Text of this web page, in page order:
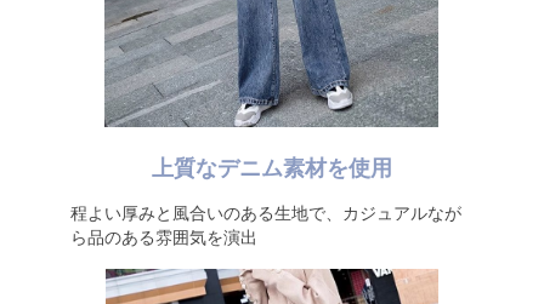
上質なデニム素材を使用
程よい厚みと風合いのある生地で、カジュアルなが
ら品のある雰囲気を演出